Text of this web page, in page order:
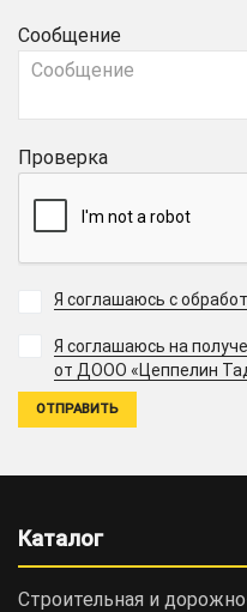
Сообщение
Проверка
Я соглашаюсь с
Я соглашаюсь на
от ДООО «Цеппелин
Каталог
Строительная и